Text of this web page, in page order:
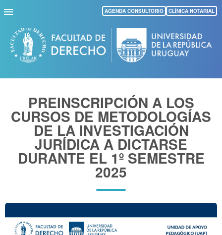
Pasar
al
contenido
principal
AGENDA CONSULTORIO CLÍNICA NOTARIAL
PREINSCRIPCIÓN A LOS
CURSOS DE METODOLOGÍAS
DE LA INVESTIGACIÓN
JURÍDICA A DICTARSE
DURANTE EL 1º SEMESTRE
2025